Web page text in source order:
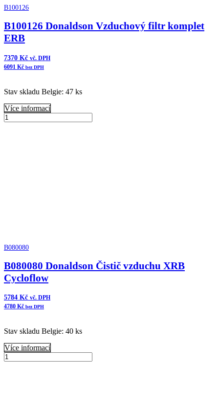
B100126
B100126 Donaldson Vzduchový filtr komplet
ERB
7370 Kč vč. DPH
6091 Kč bez DPH
Stav skladu Belgie: 47 ks
Více informací
B100126
B080080
B080080 Donaldson Čistič vzduchu XRB
Cycloflow
5784 Kč vč. DPH
4780 Kč bez DPH
Stav skladu Belgie: 40 ks
Více informací
B080080